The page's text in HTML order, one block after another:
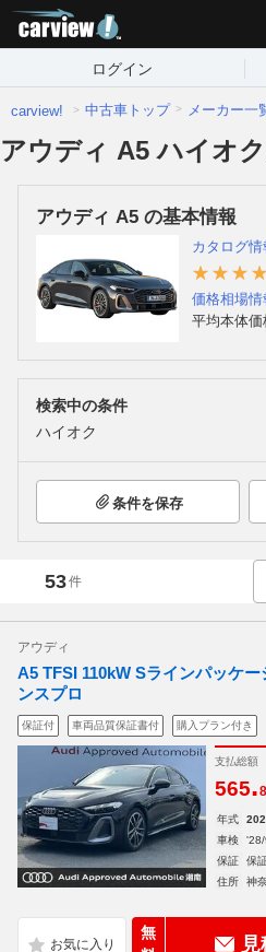
ログイン
carview! 中古車トップ メーカー一
アウディ A5 ハイオ
アウディ A5 の基本情報
カタログ情
価格相場情
平均本体価
検索中の条件
ハイオク
条件を保存
53件
アウディ
A5 TFSI 110kW Sラインパッケ
ンスプロ
保証付 車両品質保証書付 購入プラン付き
支払総額
565.8
年式
車検
'28/
保証
保
住所
神
無